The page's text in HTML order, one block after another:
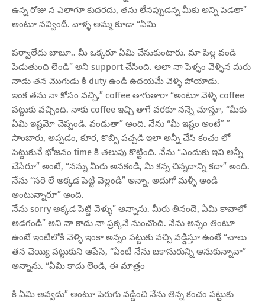
ఉన్న రోజు న ఎలాగూ కుదరదు, తను లేనప్పుడన్న మీకు అన్ని పెడతా”
అంటూ నవ్విందీ. వాళ్ళ అమ్మ కూడా “ఏమి
పర్వాలేదు బాబూ.. మీ ఒక్కరూ ఏమి చేసుకుంటారు. మా పిల్ల వండి
పెడుతుంది లెండి” అని support చేసింది. అలా నా పెళ్ళం వెళ్ళిన మరు
నాడు తన మొగుడు కి duty ఉండి ఉదయమే వెళ్ళి పోయాడు.
ఇంక తను నా కోసం వచ్చి,” coffee తాగుతారా “అంటూ వెళ్ళి coffee
పట్టుకు వచ్చింది. నాకు coffee ఇచ్చి తాగే వరకూ నన్నె చూస్తూ, “మీకు
ఏమి ఇష్టమో చెప్పండి. వండుతా” అంది. నేను “మీ ఇష్టం అంటే” ”
సాంబారు, అప్పడం, కూర, కొబ్బి పచ్చడి ఇలా అన్నీ చేసి కంచం లో
పెట్టుకునే భోజనం time కి తలుపు కొట్టింది. నేను “ఎందుకు ఇవి అన్నీ
చేసేరూ” అంటే, “నన్ను మీరు అనకండి, మీ కన్న చిన్నదాన్ని కదా” అంది.
నేను “సరె లే అక్కడ పెట్టి వెల్లండి” అన్నా. అదుగో మళ్ళీ అండీ
అంటున్నారూ” అంది.
నేను sorry అక్కడ పెట్టి వెళ్ళు” అన్నాను. మీరు తినందె, ఏమి కావాలో
అడగండి” అని నా కాదు నా ప్రక్కనే నుంచొంది. నేను అన్నం తింటూ
ఉంటే ఇంటిలోకి వెళ్ళి ఇంకా అన్నం పట్టుకు వచ్చి వడ్డిస్తూ ఉంటే “చాలు
తన చెయ్యి పట్టుకుని ఆపేసి, “ఏంటీ నేను బకాసురున్ని అనుకున్నావా”
అన్నాను. “ఏమి కాదు లెండి, ఈ మాత్రం
కి ఏమి అవ్వదు” అంటూ పెరుగు వడ్డించి నేను తిన్న కంచం పట్టుకు